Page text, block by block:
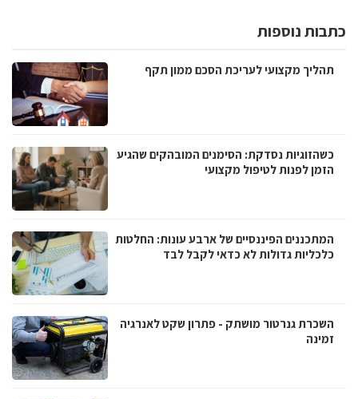
כתבות נוספות
תהליך מקצועי לעריכת הסכם ממון תקף
כשהזוגיות נסדקת: הסימנים המובהקים שהגיע
הזמן לפנות לטיפול מקצועי
המתכננים הפיננסיים של ארבע עונות: החלטות
כלכליות גדולות לא כדאי לקבל לבד
השכרת גנרטור מושתק - פתרון שקט לאנרגיה
זמינה